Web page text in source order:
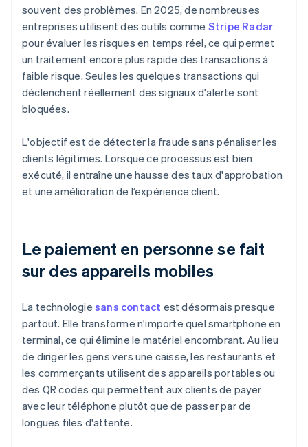
souvent des problèmes. En 2025, de nombreuses
entreprises utilisent des outils comme Stripe Radar
pour évaluer les risques en temps réel, ce qui permet
un traitement encore plus rapide des transactions à
faible risque. Seules les quelques transactions qui
déclenchent réellement des signaux d'alerte sont
bloquées.
L'objectif est de détecter la fraude sans pénaliser les
clients légitimes. Lorsque ce processus est bien
exécuté, il entraîne une hausse des taux d'approbation
et une amélioration de l’expérience client.
Le paiement en personne se fait
sur des appareils mobiles
La technologie sans contact est désormais presque
partout. Elle transforme n'importe quel smartphone en
terminal, ce qui élimine le matériel encombrant. Au lieu
de diriger les gens vers une caisse, les restaurants et
les commerçants utilisent des appareils portables ou
des QR codes qui permettent aux clients de payer
avec leur téléphone plutôt que de passer par de
longues files d'attente.